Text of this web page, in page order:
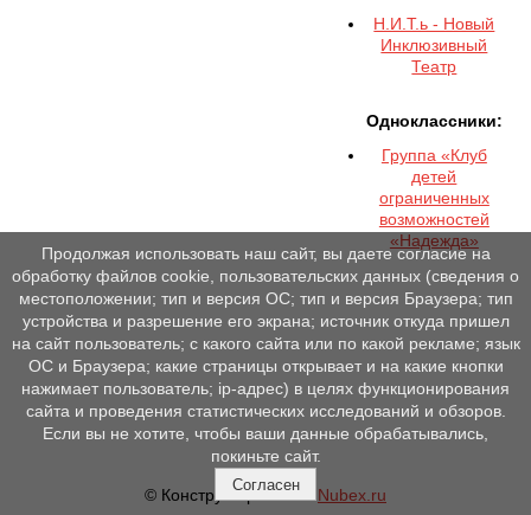
Н.И.Т.ь - Новый
Инклюзивный
Театр
Одноклассники:
Группа «Клуб
детей
ограниченных
возможностей
«Надежда»
© Конструктор сайтовNubex.ru
Продолжая использовать наш сайт, вы даете согласие на
обработку файлов cookie, пользовательских данных (сведения о
местоположении; тип и версия ОС; тип и версия Браузера; тип
устройства и разрешение его экрана; источник откуда пришел
на сайт пользователь; с какого сайта или по какой рекламе; язык
ОС и Браузера; какие страницы открывает и на какие кнопки
нажимает пользователь; ip-адрес) в целях функционирования
сайта и проведения статистических исследований и обзоров.
Если вы не хотите, чтобы ваши данные обрабатывались,
покиньте сайт.
Согласен